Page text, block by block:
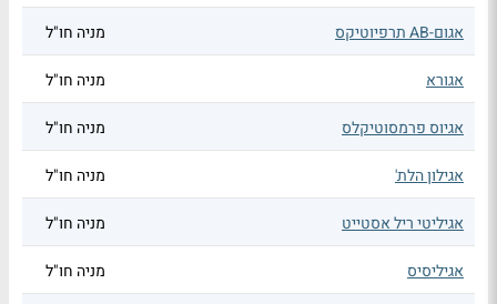
אגום-AB תרפיוטיקס
מניה חו"ל
אגורא מניה חו"ל
אגיוס פרמסוטיקלס מניה חו"ל
אגילון הלת' מניה חו"ל
אגיליטי ריל אסטייט מניה חו"ל
אגיליסיס מניה חו"ל